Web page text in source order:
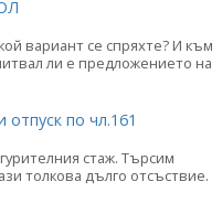
вариант се спряхте? И към
ли е предложението на
отпуск по чл.161
стаж. Търсим
толкова дълго отсъствие.